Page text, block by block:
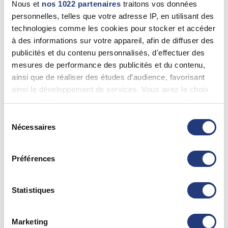
Nous et nos 1022 partenaires traitons vos données
personnelles, telles que votre adresse IP, en utilisant des
technologies comme les cookies pour stocker et accéder
à des informations sur votre appareil, afin de diffuser des
publicités et du contenu personnalisés, d'effectuer des
mesures de performance des publicités et du contenu,
ainsi que de réaliser des études d’audience, favorisant
ainsi le développement de services. Vous avez le choix
quant à l'utilisation de vos données et à leurs finalités.
tout moment en consultant la Déclaration relative aux
cookies ou en cliquant sur l'icône de confidentialité.
Si vous le permettez, nous aimerions également :
géographique qui peuvent être précises à plusieurs
Identifier votre appareil en l'analysant activement
pour en relever les caractéristiques spécifiques
Nécessaires
Préférences
Statistiques
Marketing
75 - Paris
Dominique CHEVANNE
Paris (75014)
0142798714
Christophe BEZANSON
01 44 72 06 30
75 - Paris
LARERRADE Mathias